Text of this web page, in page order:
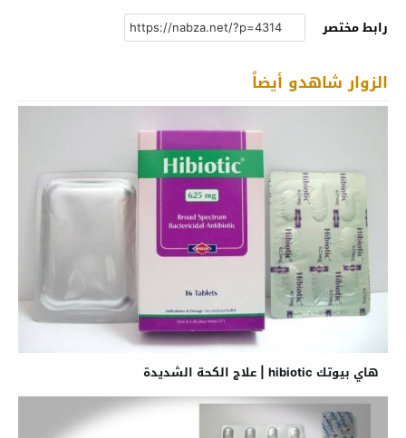
رابط مختصر
الزوار شاهدو أيضاً
هاي بيوتك hibiotic | علاج الكحة الشديدة